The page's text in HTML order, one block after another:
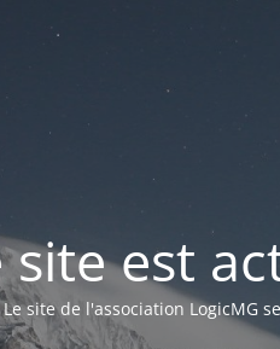
site est
Le site de l'association LogicMG